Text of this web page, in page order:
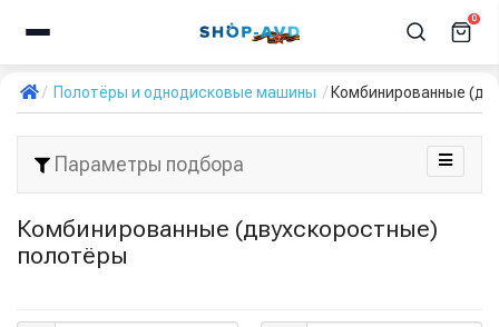
0
Полотёры и однодисковые машины Комбинированные
Параметры подбора
Комбинированные (двухскоростные)
полотёры